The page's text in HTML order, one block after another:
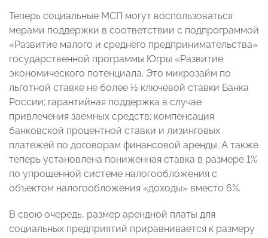
Теперь социальные МСП могут воспользоваться
мерами поддержки в соответствии с подпрограммой
«Развитие малого и среднего предпринимательства»
государственной программы Югры «Развитие
экономического потенциала. Это микрозайм по
льготной ставке не более ½ ключевой ставки Банка
России; гарантийная поддержка в случае
привлечения заемных средств; компенсация
банковской процентной ставки и лизинговых
платежей по договорам финансовой аренды. А также
теперь установлена пониженная ставка в размере 1%
по упрощенной системе налогообложения с
объектом налогообложения «доходы» вместо 6%.
В свою очередь, размер арендной платы для
социальных предприятий приравнивается к размеру